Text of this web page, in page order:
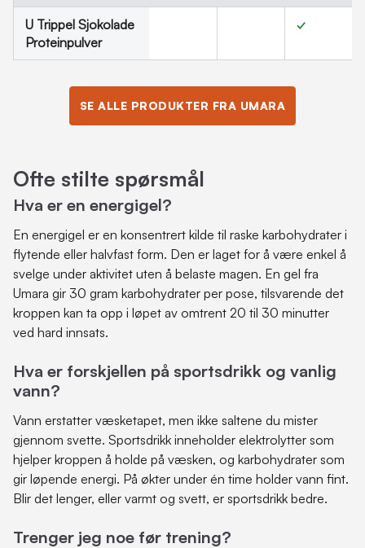
U Trippel Sjokolade
Proteinpulver
✓
SE ALLE PRODUKTER FRA UMARA
Ofte stilte spørsmål
Hva er en energigel?
En energigel er en konsentrert kilde til raske karbohydrater i
flytende eller halvfast form. Den er laget for å være enkel å
svelge under aktivitet uten å belaste magen. En gel fra
Umara gir 30 gram karbohydrater per pose, tilsvarende det
kroppen kan ta opp i løpet av omtrent 20 til 30 minutter
ved hard innsats.
Hva er forskjellen på sportsdrikk og vanlig
vann?
Vann erstatter væsketapet, men ikke saltene du mister
gjennom svette. Sportsdrikk inneholder elektrolytter som
hjelper kroppen å holde på væsken, og karbohydrater som
gir løpende energi. På økter under én time holder vann fint.
Blir det lenger, eller varmt og svett, er sportsdrikk bedre.
Trenger jeg noe før trening?